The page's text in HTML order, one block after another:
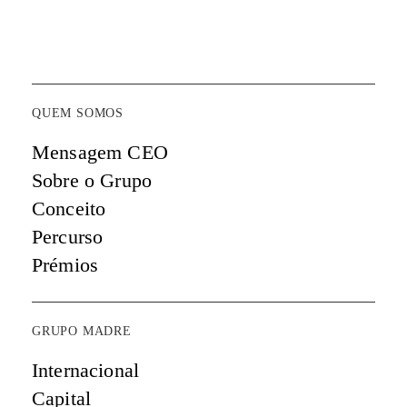
QUEM SOMOS
Mensagem CEO
Sobre o Grupo
Conceito
Percurso
Prémios
GRUPO MADRE
Internacional
Capital